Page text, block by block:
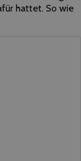
hattet. So wie